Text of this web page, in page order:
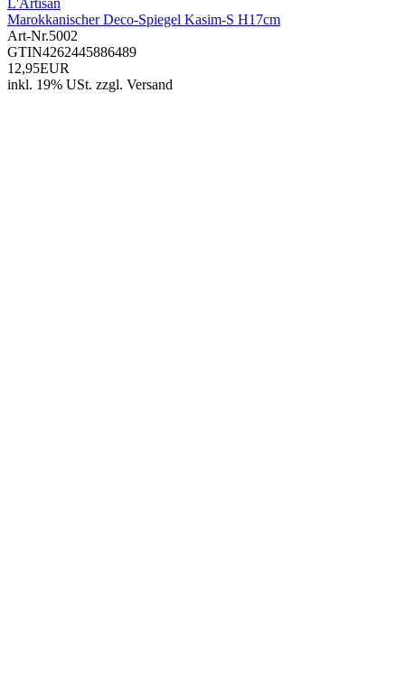
L'Artisan
Marokkanischer Deco-Spiegel Kasim-S H17cm
Art-Nr.5002
GTIN4262445886489
12,95EUR
inkl. 19% USt. zzgl. Versand